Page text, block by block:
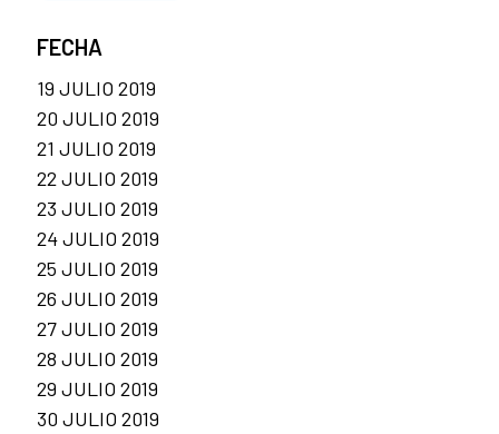
FECHA
19 JULIO 2019
20 JULIO 2019
21 JULIO 2019
22 JULIO 2019
23 JULIO 2019
24 JULIO 2019
25 JULIO 2019
26 JULIO 2019
27 JULIO 2019
28 JULIO 2019
29 JULIO 2019
30 JULIO 2019